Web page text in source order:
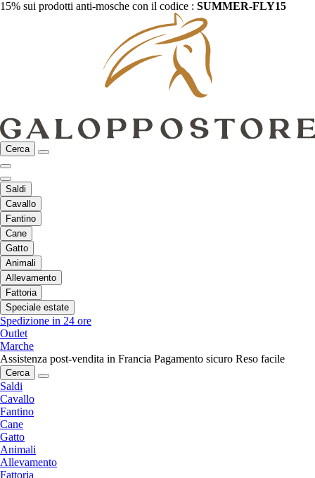
15% sui prodotti anti-mosche con il codice : SUMMER-FLY15
Cerca
Saldi
Cavallo
Fantino
Cane
Gatto
Animali
Allevamento
Fattoria
Speciale estate
Spedizione in 24 ore
Outlet
Marche
Assistenza post-vendita in Francia Pagamento sicuro Reso facile
Cerca
Saldi
Cavallo
Fantino
Cane
Gatto
Animali
Allevamento
Fattoria